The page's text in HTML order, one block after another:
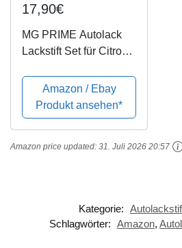
17,90€
MG PRIME Autolack
Lackstift Set für Citroen
Metallic/Bourrasque
Blau Metallic Basislack
Klarlack je 50ml
Amazon / Ebay
Produkt ansehen*
Amazon price updated: 31. Juli 2026 20:57
Kategorie:
Schlagwörter: Amazon,